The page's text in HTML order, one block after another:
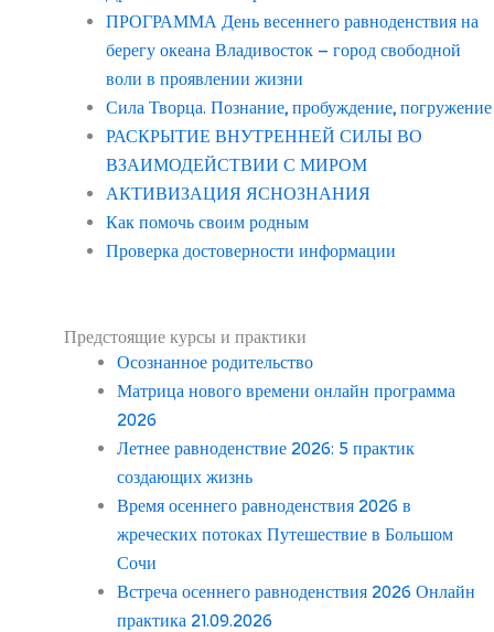
ПРОГРАММА День весеннего равноденствия на
берегу океана Владивосток – город свободной
воли в проявлении жизни
Сила Творца. Познание, пробуждение, погружение
РАСКРЫТИЕ ВНУТРЕННЕЙ СИЛЫ ВО
ВЗАИМОДЕЙСТВИИ С МИРОМ
АКТИВИЗАЦИЯ ЯСНОЗНАНИЯ
Как помочь своим родным
Проверка достоверности информации
Предстоящие курсы и практики
Осознанное родительство
Матрица нового времени онлайн программа
2026
Летнее равноденствие 2026: 5 практик
создающих жизнь
Время осеннего равноденствия 2026 в
жреческих потоках Путешествие в Большом
Сочи
Встреча осеннего равноденствия 2026 Онлайн
практика 21.09.2026